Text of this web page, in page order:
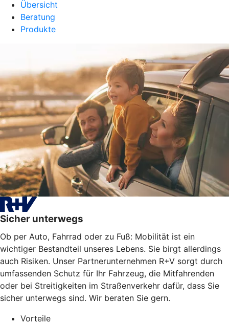
Übersicht
Beratung
Produkte
Sicher unterwegs
Ob per Auto, Fahrrad oder zu Fuß: Mobilität ist ein
wichtiger Bestandteil unseres Lebens. Sie birgt allerdings
auch Risiken. Unser Partnerunternehmen R+V sorgt durch
umfassenden Schutz für Ihr Fahrzeug, die Mitfahrenden
oder bei Streitigkeiten im Straßenverkehr dafür, dass Sie
sicher unterwegs sind. Wir beraten Sie gern.
Vorteile